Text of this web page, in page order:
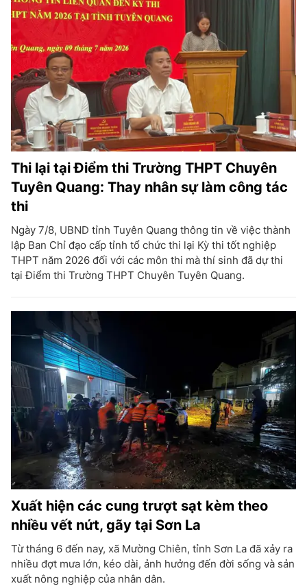
Thi lại tại Điểm thi Trường THPT Chuyên
Tuyên Quang: Thay nhân sự làm công tác
thi
Ngày 7/8, UBND tỉnh Tuyên Quang thông tin về việc thành
lập Ban Chỉ đạo cấp tỉnh tổ chức thi lại Kỳ thi tốt nghiệp
THPT năm 2026 đối với các môn thi mà thí sinh đã dự thi
tại Điểm thi Trường THPT Chuyên Tuyên Quang.
Xuất hiện các cung trượt sạt kèm theo
nhiều vết nứt, gãy tại Sơn La
Từ tháng 6 đến nay, xã Mường Chiên, tỉnh Sơn La đã xảy ra
nhiều đợt mưa lớn, kéo dài, ảnh hưởng đến đời sống và sản
xuất nông nghiệp của nhân dân.